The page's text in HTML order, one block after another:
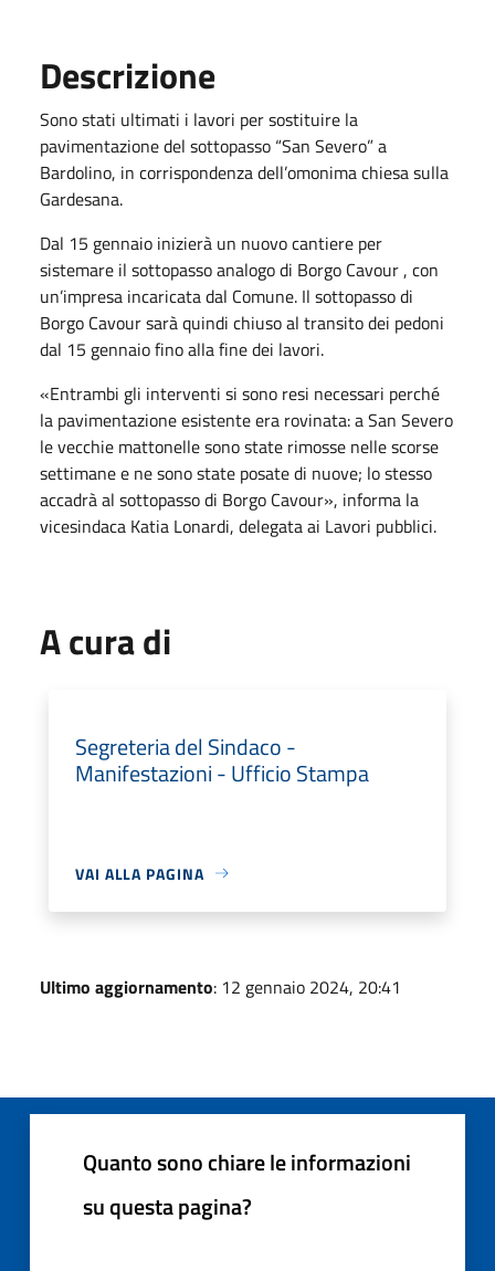
Descrizione
Sono stati ultimati i lavori per sostituire la
pavimentazione del sottopasso “San Severo” a
Bardolino, in corrispondenza dell’omonima chiesa sulla
Gardesana.
Dal 15 gennaio inizierà un nuovo cantiere per
sistemare il sottopasso analogo di Borgo Cavour , con
un’impresa incaricata dal Comune. Il sottopasso di
Borgo Cavour sarà quindi chiuso al transito dei pedoni
dal 15 gennaio fino alla fine dei lavori.
«Entrambi gli interventi si sono resi necessari perché
la pavimentazione esistente era rovinata: a San Severo
le vecchie mattonelle sono state rimosse nelle scorse
settimane e ne sono state posate di nuove; lo stesso
accadrà al sottopasso di Borgo Cavour», informa la
vicesindaca Katia Lonardi, delegata ai Lavori pubblici.
A cura di
Segreteria del Sindaco -
Manifestazioni - Ufficio Stampa
VAI ALLA PAGINA
Ultimo aggiornamento: 12 gennaio 2024, 20:41
Quanto sono chiare le informazioni
su questa pagina?